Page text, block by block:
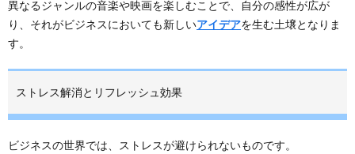
異なるジャンルの音楽や映画を楽しむことで、自分の感性が広が
り、それがビジネスにおいても新しいアイデアを生む土壌となりま
す。
ストレス解消とリフレッシュ効果
ビジネスの世界では、ストレスが避けられないものです。